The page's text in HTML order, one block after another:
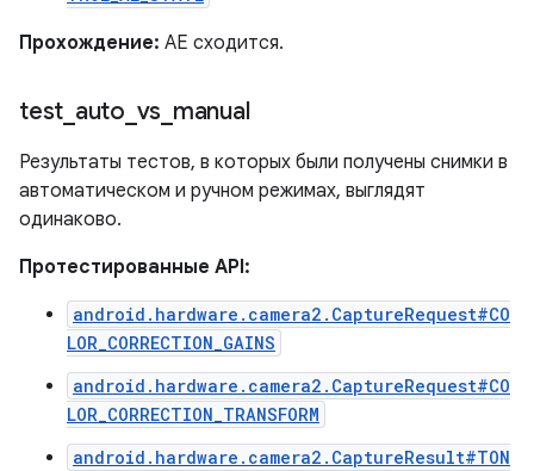
Прохождение: AE сходится.
test auto vs manual
Результаты тестов, в которых были получены снимки в
автоматическом и ручном режимах, выглядят
одинаково.
Протестированные API:
android.hardware.camera2.CaptureRequest#CO
LOR_CORRECTION_GAINS
android.hardware.camera2.CaptureRequest#CO
LOR_CORRECTION_TRANSFORM
android.hardware.camera2.CaptureResult#TON